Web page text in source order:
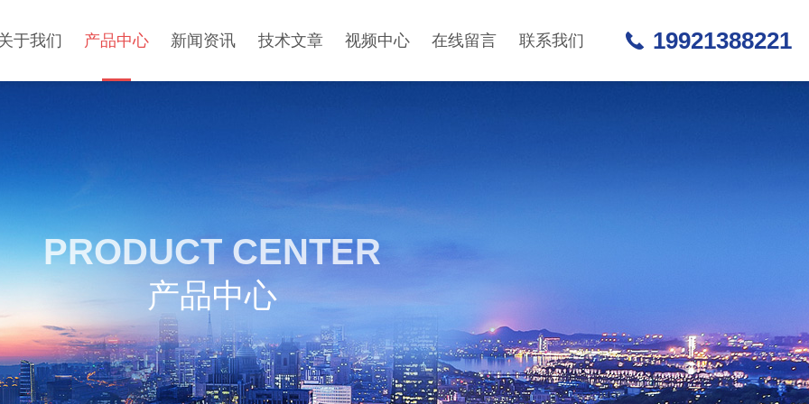
于我们 产品中心 新闻资讯 技术文章 视频中心 在线留言 联系我们 19921388221
PRODUCT CENTER
产品中心